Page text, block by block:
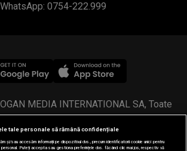
WhatsApp: 0754-222.999
MEDIA INTERNATIONAL SA, Toate
drepturile rezervate.
tale personale să rămână confidențiale
și/sau accesăm informații pe dispozitivul dvs., precum identificatorii cookie unici pentru
Puteți accepta sau gestiona preferințele dvs. făcând clic mai jos, respectiv vă